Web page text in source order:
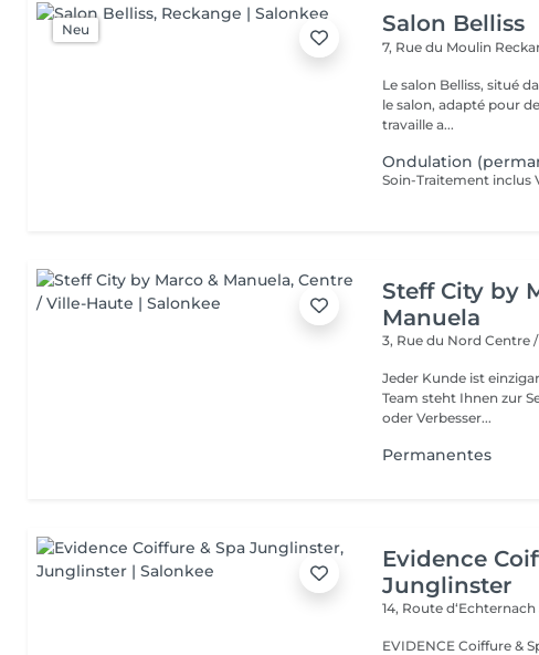
Neu Salon Belliss
7, Rue du Moulin
Le salon Belliss, situé
le salon, adapté pour
travaille a...
Ondulation
Steff City by
Manuela
3, Rue du NordCentre
Jeder Kunde ist
Team steht Ihnen zur
oder Verbesser...
Permanentes
Evidence
Junglinster
14, Route d‘Echternach
EVIDENCE Coiffure &